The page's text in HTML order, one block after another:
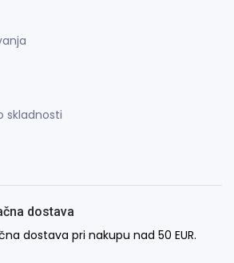
skladnosti
dostava
dostava pri nakupu nad 50 EUR.